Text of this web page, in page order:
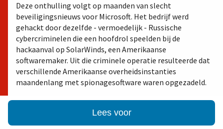
Deze onthulling volgt op maanden van slecht
beveiligingsnieuws voor Microsoft. Het bedrijf werd
gehackt door dezelfde - vermoedelijk - Russische
cybercriminelen die een hoofdrol speelden bij de
hackaanval op SolarWinds, een Amerikaanse
softwaremaker. Uit die criminele operatie resulteerde dat
verschillende Amerikaanse overheidsinstanties
maandenlang met spionagesoftware waren opgezadeld.
Lees voor